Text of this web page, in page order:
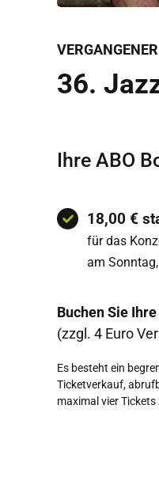
36.
Ihre ABO
18,00 €
für das
am
Buchen Sie
(zzgl. 4 Euro
Es besteht ein
Ticketverkauf,
maximal vier